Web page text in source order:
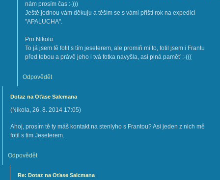
nám prosím čas :-)))
Ještě jednou vám děkuju a těším se s vámi příští rok na expedici
"APALUCHA".
Pro Nikolu:
To já jsem tě fotil s tím jeseterem, ale promiň mi to, fotil jsem i Frantu
před tebou a právě jeho i tvá fotka navyšla, asi plná paměť :-(((
Odpovědět
Dotaz na Oťase Salcmana
(Nikola, 26. 8. 2014 17:05)
Ahoj, prosím tě ty máš kontakt na stenlyho s Frantou? Asi jeden z nich mě
fotil s tim Jeseterem.
Odpovědět
Re: Dotaz na Oťase Salcmana